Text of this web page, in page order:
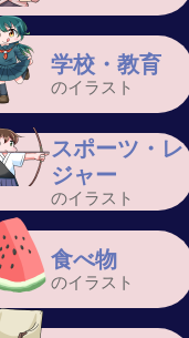
学校・教育
のイラスト
スポーツ・レ
ジャー
のイラスト
食べ物
のイラスト